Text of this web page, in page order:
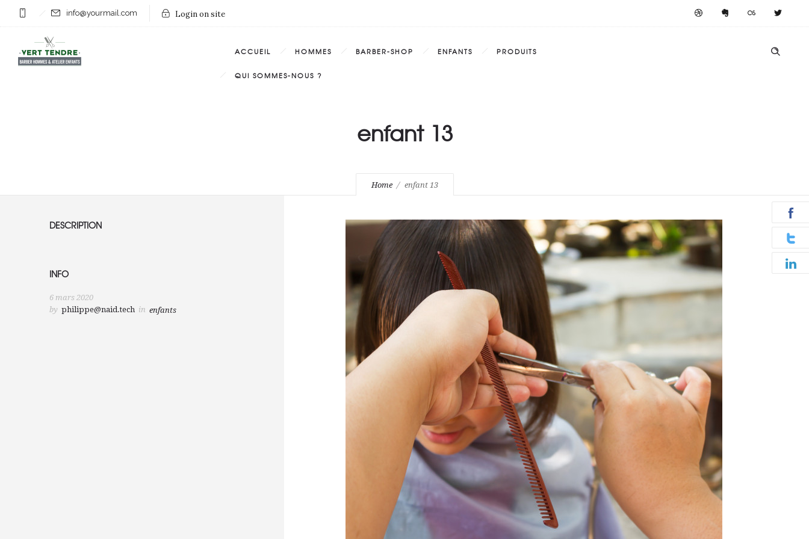
info@yourmail.com Login on site
ACCUEIL HOMMES BARBER-SHOP ENFANTS PRODUITS
QUI SOMMES-NOUS ?
enfant 13
Home enfant 13
DESCRIPTION
INFO
6 mars 2020
by philippe@naid.tech in enfants